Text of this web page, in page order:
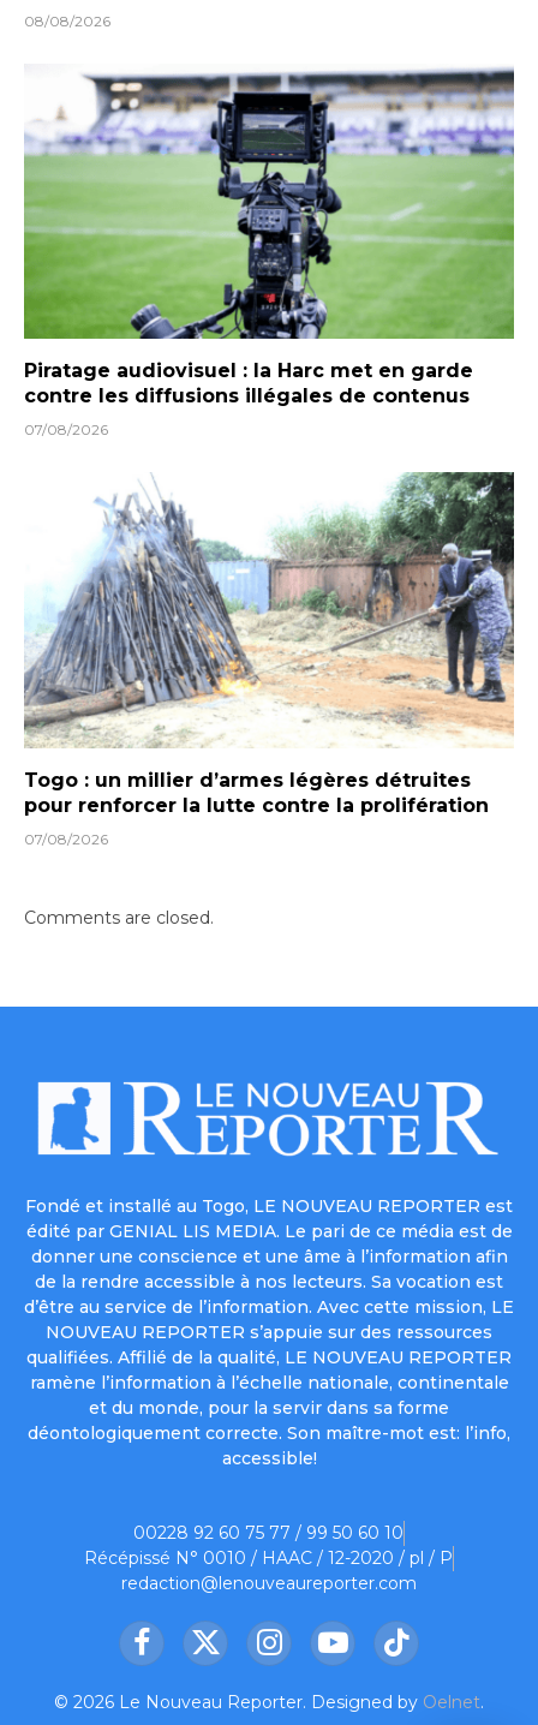
08/08/2026
Piratage audiovisuel : la Harc met en garde
contre les diffusions illégales de contenus
07/08/2026
Togo : un millier d’armes légères détruites
pour renforcer la lutte contre la prolifération
07/08/2026
Comments are closed.
Fondé et installé au Togo, LE NOUVEAU REPORTER est
édité par GENIAL LIS MEDIA. Le pari de ce média est de
donner une conscience et une âme à l’information afin
de la rendre accessible à nos lecteurs. Sa vocation est
d’être au service de l’information. Avec cette mission, LE
NOUVEAU REPORTER s’appuie sur des ressources
qualifiées. Affilié de la qualité, LE NOUVEAU REPORTER
ramène l’information à l’échelle nationale, continentale
et du monde, pour la servir dans sa forme
déontologiquement correcte. Son maître-mot est: l’info,
accessible!
00228 92 60 75 77 / 99 50 60 10
Récépissé N° 0010 / HAAC / 12-2020 / pl / P
redaction@lenouveaureporter.com
Facebook
X
InstagramYouTubeTikTok
© 2026 Le Nouveau Reporter. Designed by Oelnet.